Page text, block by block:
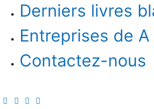
Derniers livres
Entreprises de A
Contactez-nous